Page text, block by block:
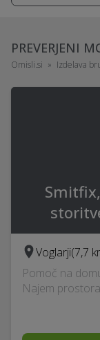
PREVERJENI
Omisli.si Izdelava
Voglarji(7,7
Pomoč na
Najem